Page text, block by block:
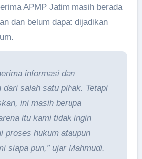
APMP Jatim masih berada
dan belum dapat dijadikan
informasi dan
dari salah satu pihak. Tetapi
ini masih berupa
itu kami tidak ingin
proses hukum ataupun
siapa pun,” ujar Mahmudi.